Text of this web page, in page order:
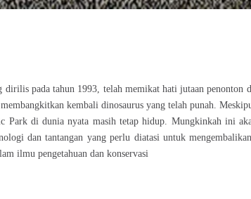
pada tahun 1993, telah memikat hati jutaan penonton
kembali dinosaurus yang telah punah.
Park di dunia nyata masih tetap hidup. Mungkinkah ini
dan tantangan yang perlu diatasi untuk
ilmu pengetahuan dan konservasi